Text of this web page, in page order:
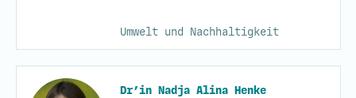
Umwelt und Nachhaltigkeit
Dr’in Nadja Alina Henke